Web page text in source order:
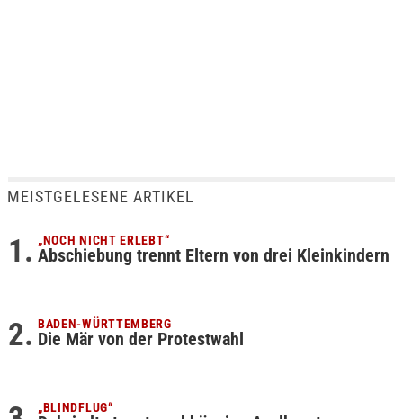
MEISTGELESENE ARTIKEL
„NOCH NICHT ERLEBT“
Abschiebung trennt Eltern von drei Kleinkindern
BADEN-WÜRTTEMBERG
Die Mär von der Protestwahl
„BLINDFLUG“